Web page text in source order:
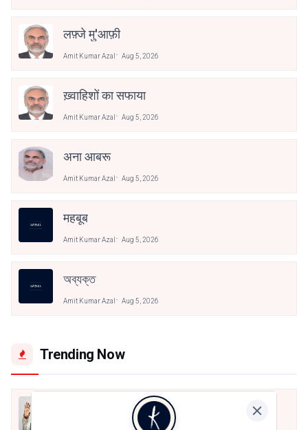
लफ़्जे मु'आफ़ी
Amit Kumar Azal Aug 5, 2026
ख़्वाहिशों का सफाया
Amit Kumar Azal Aug 5, 2026
अना आबरू
Amit Kumar Azal Aug 5, 2026
महबूब
Amit Kumar Azal Aug 5, 2026
অব্যক্ত
Amit Kumar Azal Aug 5, 2026
Trending Now
मैं शून्य पे सवार हूँ